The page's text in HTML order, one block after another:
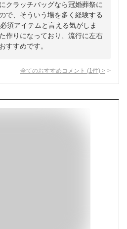
クラッチバッグなら冠婚葬祭に
で、そういう場を多く経験する
須アイテムと言える気がしま
作りになっており、流行に左右
すすめです。
全てのおすすめコメント (1 件) >